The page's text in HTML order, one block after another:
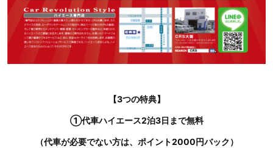
【3つの特典】
①代車ハイエース2泊3日まで無料
（代車が必要でない方は、ポイント2000円バック）